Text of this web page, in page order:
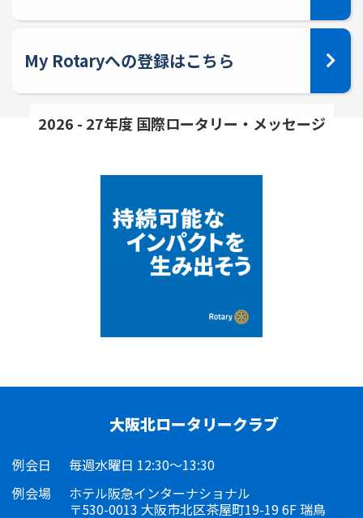
My Rotaryへの登録はこちら
2026 - 27年度 国際ロータリー・メッセージ
大阪北ロータリークラブ
例会日
毎週水曜日 12:30～13:30
例会場
ホテル阪急インターナショナル
〒530-0013 大阪市北区茶屋町19-19 6F 瑞鳥